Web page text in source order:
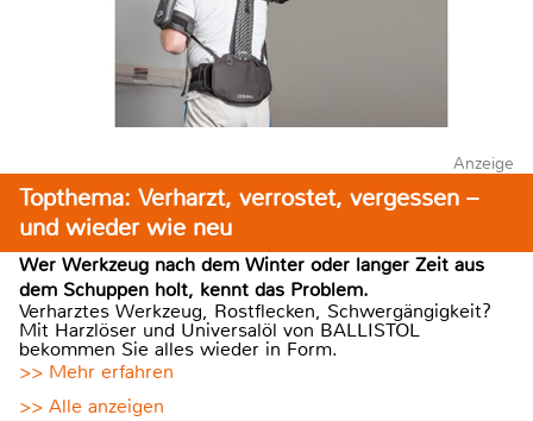
Anzeige
Topthema: Verharzt, verrostet, vergessen –
und wieder wie neu
Wer Werkzeug nach dem Winter oder langer Zeit aus
dem Schuppen holt, kennt das Problem.
Verharztes Werkzeug, Rostflecken, Schwergängigkeit?
Mit Harzlöser und Universalöl von BALLISTOL
bekommen Sie alles wieder in Form.
>> Mehr erfahren
>> Alle anzeigen